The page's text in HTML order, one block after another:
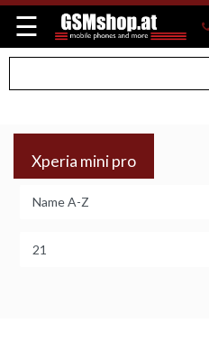
☰
Xperia mini pro